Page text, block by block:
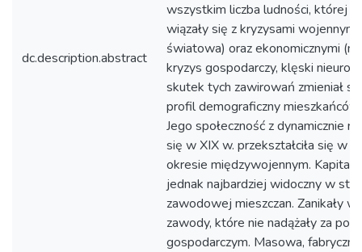
dc.description.abstract
wszystkim liczba ludności, której
wiązały się z kryzysami wojennym
światowa) oraz ekonomicznymi
kryzys gospodarczy, klęski
skutek tych zawirowań zmieniał
profil demograficzny
Jego społeczność z dynamicznie
się w XIX w. przekształciła się w
okresie międzywojennym.
jednak najbardziej widoczny w
zawodowej mieszczan. Zanikały
zawody, które nie nadążały za
gospodarczym. Masowa,